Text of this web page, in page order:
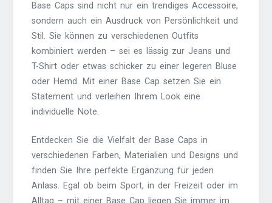
Base Caps sind nicht nur ein trendiges Accessoire,
sondern auch ein Ausdruck von Persönlichkeit und
Stil. Sie können zu verschiedenen Outfits
kombiniert werden – sei es lässig zur Jeans und
T-Shirt oder etwas schicker zu einer legeren Bluse
oder Hemd. Mit einer Base Cap setzen Sie ein
Statement und verleihen Ihrem Look eine
individuelle Note.
Entdecken Sie die Vielfalt der Base Caps in
verschiedenen Farben, Materialien und Designs und
finden Sie Ihre perfekte Ergänzung für jeden
Anlass. Egal ob beim Sport, in der Freizeit oder im
Alltag – mit einer Base Cap liegen Sie immer im